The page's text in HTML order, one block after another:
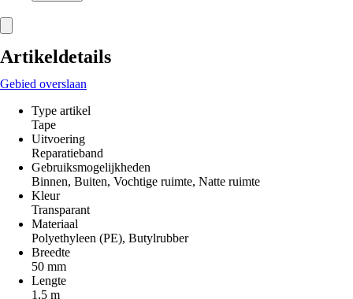
Artikeldetails
Gebied overslaan
Type artikel
Tape
Uitvoering
Reparatieband
Gebruiksmogelijkheden
Binnen, Buiten, Vochtige ruimte, Natte ruimte
Kleur
Transparant
Materiaal
Polyethyleen (PE), Butylrubber
Breedte
50 mm
Lengte
1,5 m